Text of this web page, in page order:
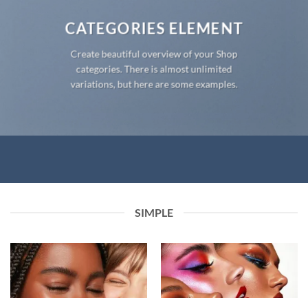
CATEGORIES ELEMENT
Create beautiful overview of your Shop
categories. There is almost unlimited
variations, but here are some examples.
SIMPLE